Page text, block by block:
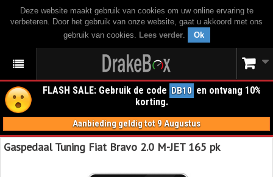
Deze website maakt gebruik van cookies om uw online ervaring te
verbeteren. Door het gebruik van onze website, gaat u akkoord met ons
gebruik van cookies. Lees verder. Ok
FLASH SALE: Gebruik de code DB10 en ontvang 10%
korting.
Aanbieding geldig tot 9 Augustus
Gaspedaal Tuning Fiat Bravo 2.0 M-JET 165 pk